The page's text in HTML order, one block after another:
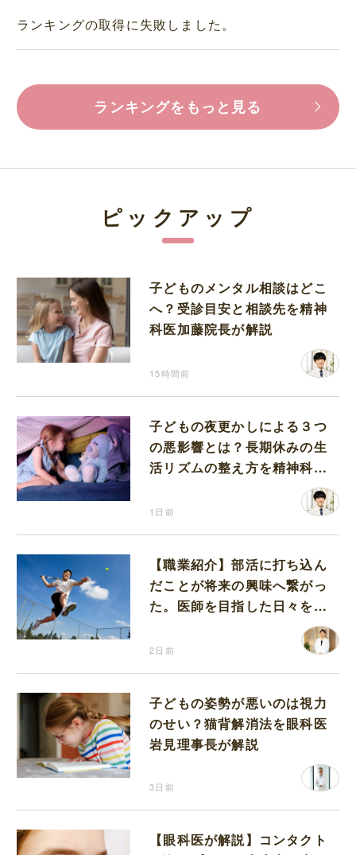
ランキングの取得に失敗しました。
ランキングをもっと見る
ピックアップ
子どものメンタル相談はどこ
へ？受診目安と相談先を精神
科医加藤院長が解説
15時間前
子どもの夜更かしによる３つ
の悪影響とは？長期休みの生
活リズムの整え方を精神科医
1日前
【職業紹介】部活に打ち込ん
だことが将来の興味へ繋がっ
た。医師を目指した日々を振
2日前
子どもの姿勢が悪いのは視力
のせい？猫背解消法を眼科医
岩見理事長が解説
3日前
【眼科医が解説】コンタクト